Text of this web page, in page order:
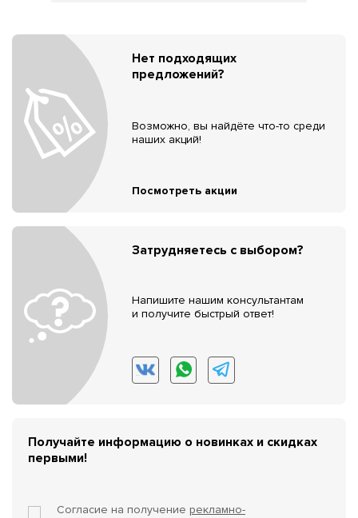
Нет подходящих
предложений?
Возможно, вы найдёте что-то среди
наших акций!
Посмотреть акции
Затрудняетесь с выбором?
Напишите нашим консультантам
и получите быстрый ответ!
Получайте информацию о новинках и скидках
первыми!
Согласие на получение рекламно-